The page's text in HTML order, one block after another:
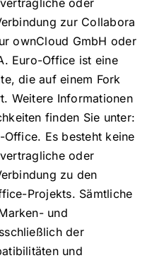
zur Collabora
ownCloud GmbH oder
Euro-Office ist eine
die auf einem Fork
Weitere Informationen
finden Sie unter:
Es besteht keine
oder
zu den
Projekts. Sämtliche
und
der
und